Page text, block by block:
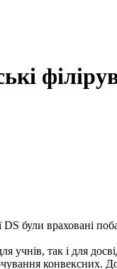
були враховані
учнів, так і для
конвексних.